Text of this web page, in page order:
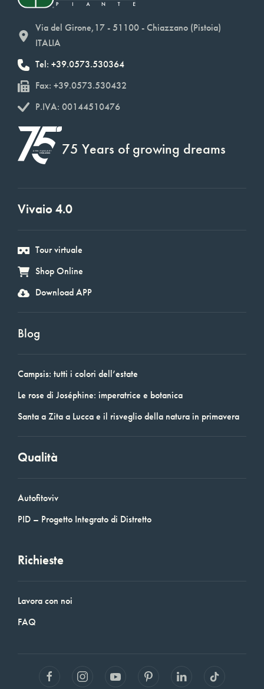
Via del Girone,17 - 51100 - Chiazzano (Pistoia)
ITALIA
Tel: +39.0573.530364
Fax: +39.0573.530432
P.IVA: 00144510476
75 Years of growing dreams
Vivaio 4.0
Tour virtuale
Shop Online
Download APP
Blog
Campsis: tutti i colori dell’estate
Le rose di Joséphine: imperatrice e botanica
Santa a Zita a Lucca e il risveglio della natura in primavera
Qualità
Autofitoviv
PID – Progetto Integrato di Distretto
Richieste
Lavora con noi
FAQ